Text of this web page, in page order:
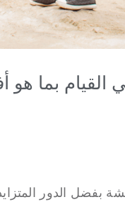
القيام بما
بفضل الدور